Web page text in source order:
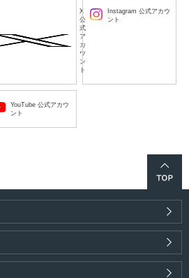
X
公
式
ア
カ
ウ
ン
ト
Instagram 公式アカウ
ント
YouTube 公式アカウ
ント